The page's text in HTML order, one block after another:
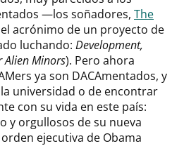
—los soñadores, The
el acrónimo de un proyecto de
luchando: Development,
Alien Minors). Pero ahora
ya son DACAmentados, y
universidad o de encontrar
con su vida en este país:
y orgullosos de su nueva
ejecutiva de Obama